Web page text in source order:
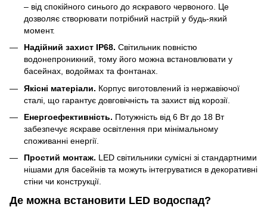
– від спокійного синього до яскравого червоного. Це
дозволяє створювати потрібний настрій у будь-який
момент.
Надійний захист IP68. Світильник повністю
водонепроникний, тому його можна встановлювати у
басейнах, водоймах та фонтанах.
Якісні матеріали. Корпус виготовлений із нержавіючої
сталі, що гарантує довговічність та захист від корозії.
Енергоефективність. Потужність від 6 Вт до 18 Вт
забезпечує яскраве освітлення при мінімальному
споживанні енергії.
Простий монтаж. LED світильники сумісні зі стандартними
нішами для басейнів та можуть інтегруватися в декоративні
стіни чи конструкції.
Де можна встановити LED водоспад?